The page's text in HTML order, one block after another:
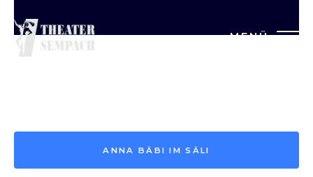
MENÜ
Saison vor 2013
ANNA BÄBI IM SÄLI